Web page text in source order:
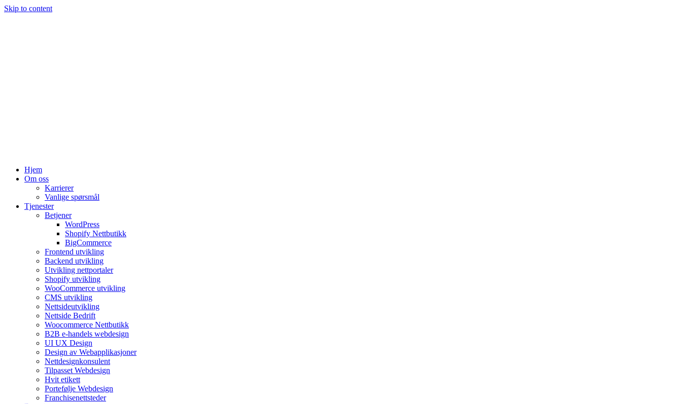
Skip to content
Hjem
Om oss
Karrierer
Vanlige spørsmål
Tjenester
Betjener
WordPress
Shopify Nettbutikk
BigCommerce
Frontend utvikling
Backend utvikling
Utvikling nettportaler
Shopify utvikling
WooCommerce utvikling
CMS utvikling
Nettsideutvikling
Nettside Bedrift
Woocommerce Nettbutikk
B2B e-handels webdesign
UI UX Design
Design av Webapplikasjoner
Nettdesignkonsulent
Tilpasset Webdesign
Hvit etikett
Portefølje Webdesign
Franchisenettsteder